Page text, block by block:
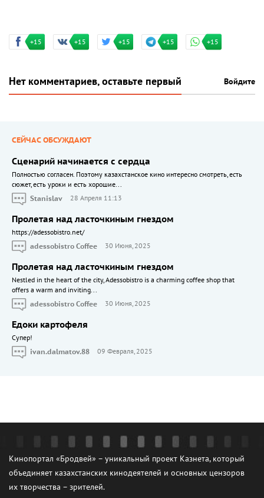
+15 +15 +15 +15 +15
Нет комментариев, оставьте первый Войдите
СЕЙЧАС ОБСУЖДАЮТ
Сценарий начинается с сердца
Полностью согласен. Поэтому казахстанское кино интересно смотреть, есть
сюжет, есть уроки и есть хорошие...
Stanislav
28 Апреля 11:13
Пролетая над ласточкиным гнездом
https://adessobistro.net/
adessobistro Coffee
30 Июня, 2025
Пролетая над ласточкиным гнездом
Nestled in the heart of the city, Adessobistro is a charming coffee shop that
offers a warm and inviting...
adessobistro Coffee
30 Июня, 2025
Едоки картофеля
Cупер!
ivan.dalmatov.88
09 Февраля, 2025
Кинопортал «Бродвей» – уникальный проект Казнета, который
объединяет казахстанских кинодеятелей и основных цензоров
их творчества – зрителей.